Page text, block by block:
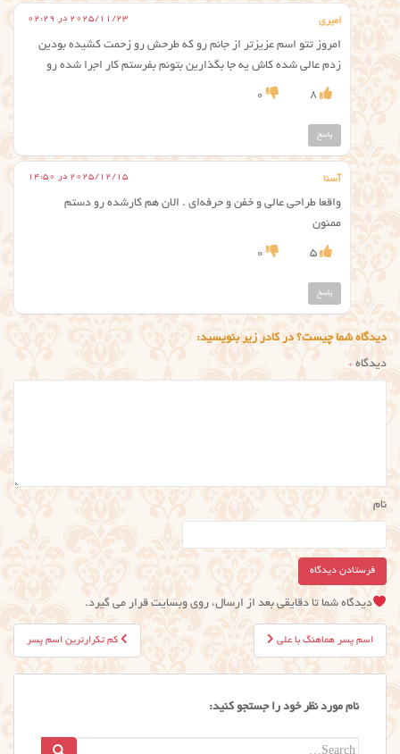
امیری 2025/11/23 در 02:29
امروز تتو اسم عزیزتر از جانم رو که طرحش رو زحمت کشیده بودین
زدم عالی شده کاش یه جا بگذارین بتونم بفرستم کار اجرا شده رو
8
0
پاسخ
آسنا 2025/12/15 در 14:50
واقعا طراحی عالی و خفن و حرفه‌ای . الان هم کارشده رو دستم
ممنون
5
0
پاسخ
دیدگاه شما چیست؟ در کادر زیر بنویسید:
دیدگاه*
نام
دیدگاه شما تا دقایقی بعد از ارسال، روی وبسایت قرار می گیرد.
راهبری
نوشته
کم تکرارترین اسم پسر اسم پسر هماهنگ با علی
نام مورد نظر خود را جستجو کنید:
Search